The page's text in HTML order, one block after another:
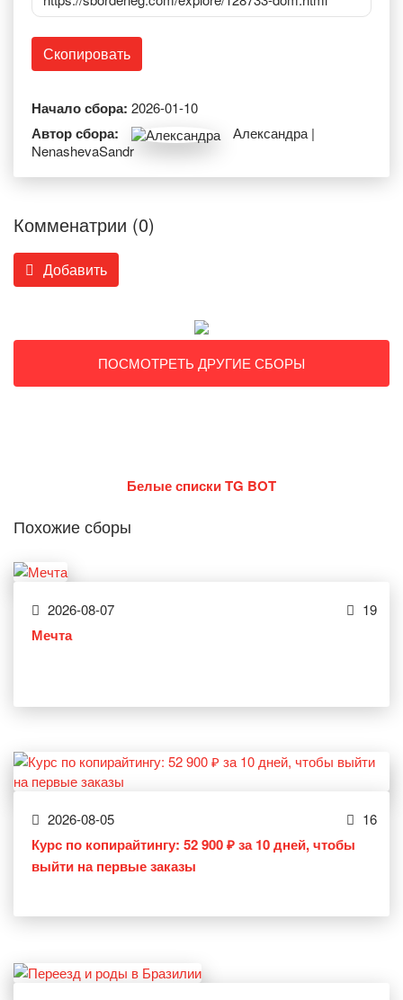
Скопировать
Начало сбора: 2026-01-10
Автор сбора:
Александра |
NenashevaSandr
Комменатрии (0)
Добавить
ПОСМОТРЕТЬ ДРУГИЕ СБОРЫ
Белые списки TG BOT
Похожие сборы
2026-08-07 19
Мечта
2026-08-05 16
Курс по копирайтингу: 52 900 ₽ за 10 дней, чтобы
выйти на первые заказы